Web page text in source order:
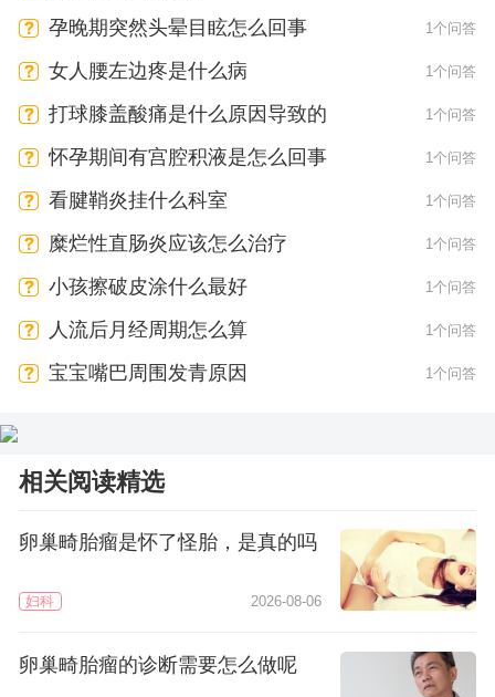
孕晚期突然头晕目眩怎么回事 1个问答
女人腰左边疼是什么病 1个问答
打球膝盖酸痛是什么原因导致的 1个问答
怀孕期间有宫腔积液是怎么回事 1个问答
看腱鞘炎挂什么科室 1个问答
糜烂性直肠炎应该怎么治疗 1个问答
小孩擦破皮涂什么最好 1个问答
人流后月经周期怎么算 1个问答
宝宝嘴巴周围发青原因 1个问答
相关阅读精选
卵巢畸胎瘤是怀了怪胎，是真的吗
妇科 2026-08-06
卵巢畸胎瘤的诊断需要怎么做呢